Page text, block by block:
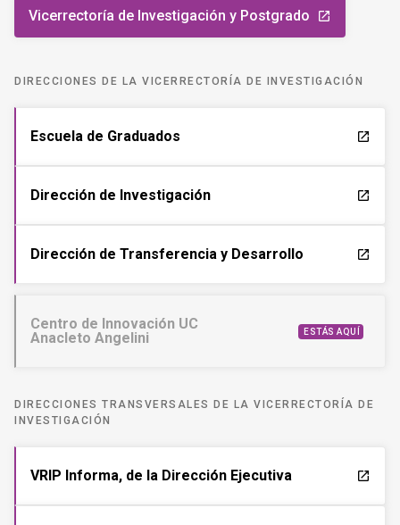
Vicerrectoría de Investigación y Postgrado launch
DIRECCIONES DE LA VICERRECTORÍA DE INVESTIGACIÓN
Escuela de Graduados launch
Dirección de Investigación launch
Dirección de Transferencia y Desarrollo launch
Centro de Innovación UC
Anacleto Angelini
ESTÁS AQUÍ
DIRECCIONES TRANSVERSALES DE LA VICERRECTORÍA DE
INVESTIGACIÓN
VRIP Informa, de la Dirección Ejecutiva launch